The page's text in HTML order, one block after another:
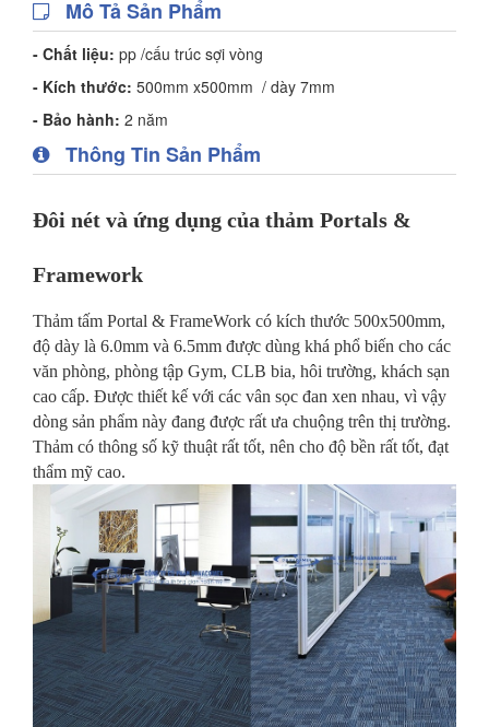
Mô Tả Sản Phẩm
- Chất liệu: pp /cấu trúc sợi vòng
- Kích thước: 500mm x500mm / dày 7mm
- Bảo hành: 2 năm
Thông Tin Sản Phẩm
Đôi nét và ứng dụng của thảm Portals &
Framework
Thảm tấm Portal & FrameWork có kích thước 500x500mm,
độ dày là 6.0mm và 6.5mm được dùng khá phổ biến cho các
văn phòng, phòng tập Gym, CLB bia, hôi trường, khách sạn
cao cấp. Được thiết kế với các vân sọc đan xen nhau, vì vậy
dòng sản phẩm này đang được rất ưa chuộng trên thị trường.
Thảm có thông số kỹ thuật rất tốt, nên cho độ bền rất tốt, đạt
thẩm mỹ cao.